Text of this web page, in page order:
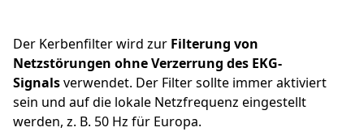
Der Kerbenfilter wird zur Filterung von
Netzstörungen ohne Verzerrung des EKG-
Signalsverwendet. Der Filter sollte immer aktiviert
sein und auf die lokale Netzfrequenz eingestellt
werden, z. B. 50 Hz für Europa.